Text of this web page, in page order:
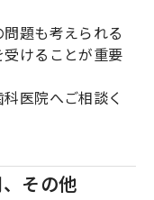
題も考えられる
けることが重要
医院へご相談く
その他